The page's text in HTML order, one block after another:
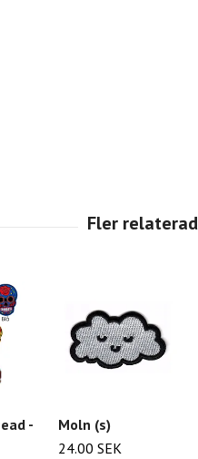
-
Moln (s)
24.00 SEK